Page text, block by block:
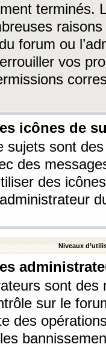
terminés.
forum ou
vos
icônes de
sujets sont
des
des
Niveaux
sont
sur le
des